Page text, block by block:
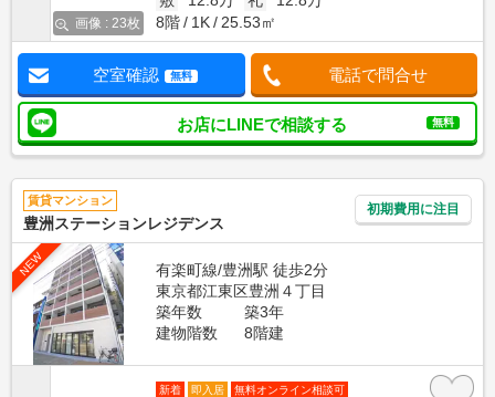
画像 : 23枚
8階
1K 25.53㎡
空室確認 無料 電話で問合せ
お店にLINEで相談する 無料
賃貸マンション
豊洲ステーションレジデンス
初期費用に注目
NEW
有楽町線/豊洲駅 徒歩2分
東京都江東区豊洲４丁目
築年数
築3年
建物階数
8階建
新着 即入居 無料オンライン相談可